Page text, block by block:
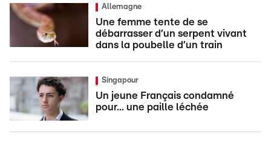
Allemagne
Une femme tente de se
débarrasser d’un serpent vivant
dans la poubelle d’un train
Singapour
Un jeune Français condamné
pour... une paille léchée